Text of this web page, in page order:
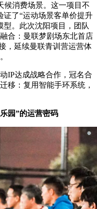
候消费场景。这一项目不
证了“运动场景客单价提升
型。此次沈阳项目，团队
合：曼联梦剧场东北首店
，延续曼联青训营运营体
IP达成战略合作，冠名合
移：复用智能手环系统，
园”的运营密码